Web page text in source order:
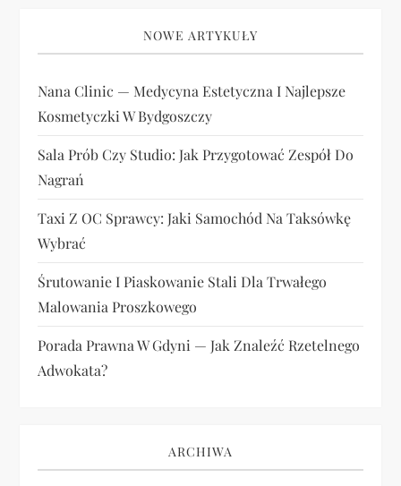
NOWE ARTYKUŁY
Nana Clinic — Medycyna Estetyczna I Najlepsze
Kosmetyczki W Bydgoszczy
Sala Prób Czy Studio: Jak Przygotować Zespół Do
Nagrań
Taxi Z OC Sprawcy: Jaki Samochód Na Taksówkę
Wybrać
Śrutowanie I Piaskowanie Stali Dla Trwałego
Malowania Proszkowego
Porada Prawna W Gdyni — Jak Znaleźć Rzetelnego
Adwokata?
ARCHIWA